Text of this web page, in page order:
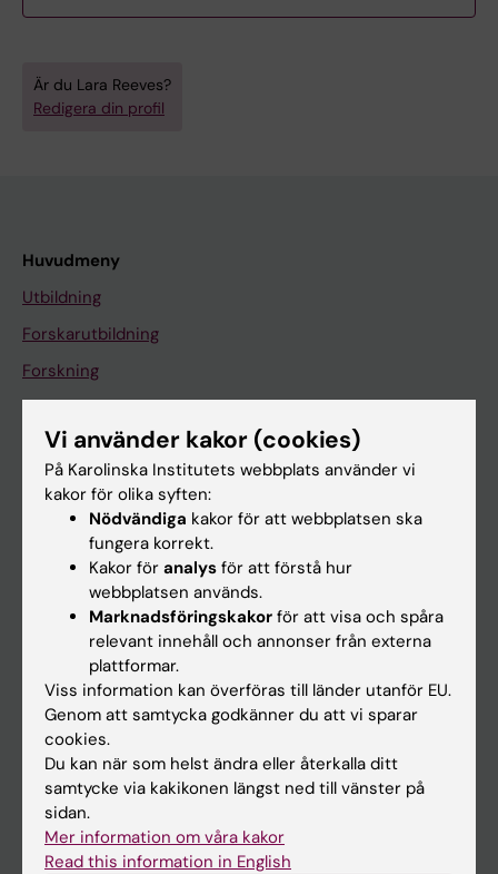
Är du Lara Reeves?
Redigera din profil
Huvudmeny
Utbildning
Forskarutbildning
Forskning
På gång
Nyheter
Kalender
Student
Canvas
Schema
Studentmejlen
Kurs- och programwebbar
Student på KI
Vi använder kakor (cookies)
På Karolinska Institutets webbplats använder vi
kakor för olika syften:
Nödvändiga kakor för att webbplatsen ska
fungera korrekt.
Kakor för analys för att förstå hur
webbplatsen används.
Marknadsföringskakor för att visa och spåra
relevant innehåll och annonser från externa
plattformar.
Viss information kan överföras till länder utanför EU.
Genom att samtycka godkänner du att vi sparar
cookies.
Du kan när som helst ändra eller återkalla ditt
samtycke via kakikonen längst ned till vänster på
sidan.
Mer information om våra kakor
Read this information in English